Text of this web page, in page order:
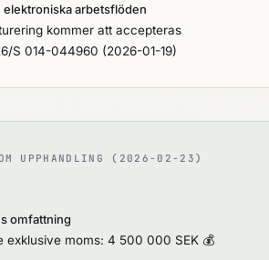
arbetsflöden
kommer att accepteras
S 014-044960 (2026-01-19)
OM UPPHANDLING (2026-02-23)
omfattning
exklusive moms: 4 500 000 SEK 💰